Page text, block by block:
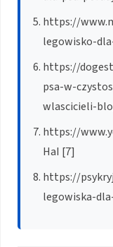
https://
legowisko-
https://
psa-w-
wlascicieli-
https://
HaI [7]
https://
legowiska-